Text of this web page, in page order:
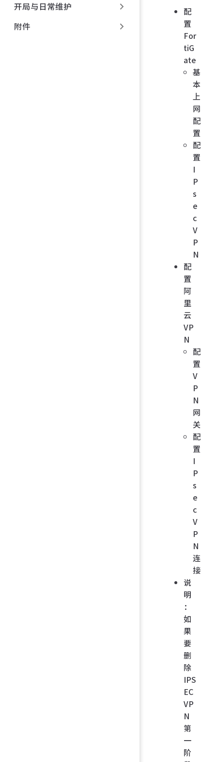
开局与日常维护
附件
配
置
For
tiG
ate
基
本
上
网
配
置
配
置
I
P
s
e
c
V
P
N
配
置
阿
里
云
VP
N
配
置
V
P
N
网
关
配
置
I
P
s
e
c
V
P
N
连
接
说
明
：
如
果
要
删
除
IPS
EC
VP
N
第
一
阶